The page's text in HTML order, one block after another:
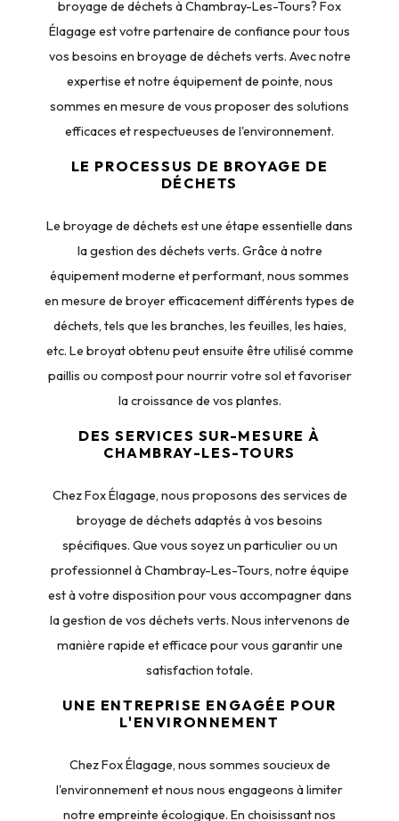
broyage de déchets à Chambray-Les-Tours? Fox
Élagage est votre partenaire de confiance pour tous
vos besoins en broyage de déchets verts. Avec notre
expertise et notre équipement de pointe, nous
sommes en mesure de vous proposer des solutions
efficaces et respectueuses de l'environnement.
LE PROCESSUS DE BROYAGE DE
DÉCHETS
Le broyage de déchets est une étape essentielle dans
la gestion des déchets verts. Grâce à notre
équipement moderne et performant, nous sommes
en mesure de broyer efficacement différents types de
déchets, tels que les branches, les feuilles, les haies,
etc. Le broyat obtenu peut ensuite être utilisé comme
paillis ou compost pour nourrir votre sol et favoriser
la croissance de vos plantes.
DES SERVICES SUR-MESURE À
CHAMBRAY-LES-TOURS
Chez Fox Élagage, nous proposons des services de
broyage de déchets adaptés à vos besoins
spécifiques. Que vous soyez un particulier ou un
professionnel à Chambray-Les-Tours, notre équipe
est à votre disposition pour vous accompagner dans
la gestion de vos déchets verts. Nous intervenons de
manière rapide et efficace pour vous garantir une
satisfaction totale.
UNE ENTREPRISE ENGAGÉE POUR
L'ENVIRONNEMENT
Chez Fox Élagage, nous sommes soucieux de
l'environnement et nous nous engageons à limiter
notre empreinte écologique. En choisissant nos